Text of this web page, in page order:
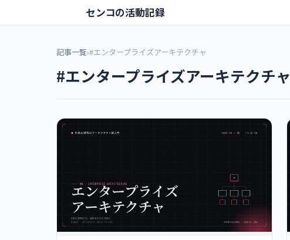
センコの活動記録
記事一覧›#エンタープライズアーキテクチャ
#エンタープライズアーキテクチャ